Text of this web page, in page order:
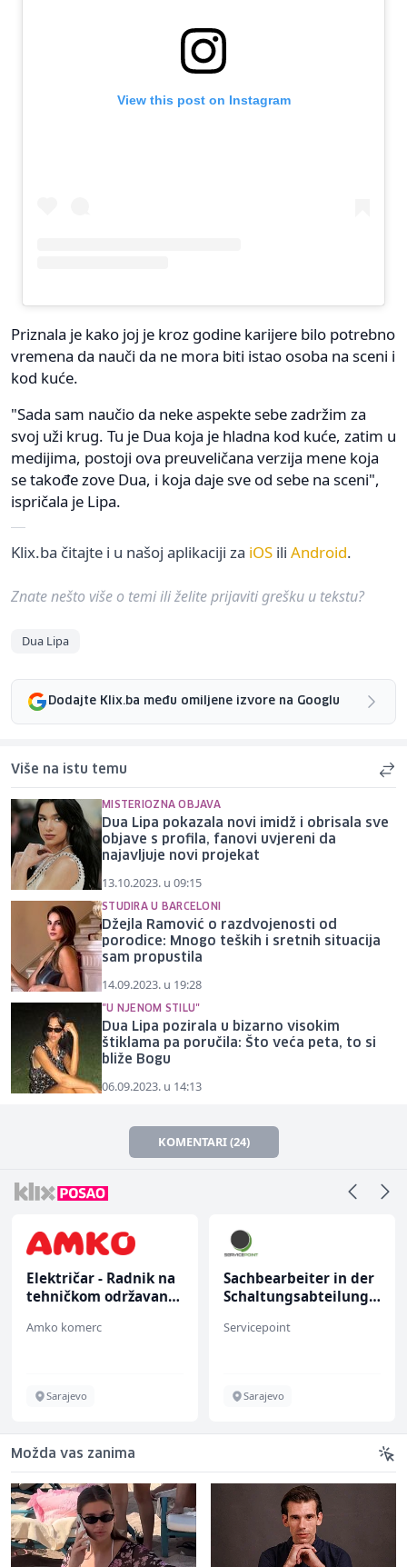
View this post on Instagram
Priznala je kako joj je kroz godine karijere bilo potrebno
vremena da nauči da ne mora biti istao osoba na sceni i
kod kuće.
"Sada sam naučio da neke aspekte sebe zadržim za
svoj uži krug. Tu je Dua koja je hladna kod kuće, zatim u
medijima, postoji ova preuveličana verzija mene koja
se takođe zove Dua, i koja daje sve od sebe na sceni",
ispričala je Lipa.
Klix.ba čitajte i u našoj aplikaciji za iOS ili Android.
Znate nešto više o temi ili želite prijaviti grešku u tekstu?
Dua Lipa
Dodajte Klix.ba među omiljene izvore na Googlu
Više na istu temu
MISTERIOZNA OBJAVA
Dua Lipa pokazala novi imidž i obrisala sve
objave s profila, fanovi uvjereni da
najavljuje novi projekat
13.10.2023. u 09:15
STUDIRA U BARCELONI
Džejla Ramović o razdvojenosti od
porodice: Mnogo teških i sretnih situacija
sam propustila
14.09.2023. u 19:28
"U NJENOM STILU"
Dua Lipa pozirala u bizarno visokim
štiklama pa poručila: Što veća peta, to si
bliže Bogu
06.09.2023. u 14:13
KOMENTARI (24)
Električar - Radnik na
tehničkom održavanju
Amko komerc
Sarajevo
Sachbearbeiter in der
Schaltungsabteilung
Servicepoint
Sarajevo
Možda vas zanima